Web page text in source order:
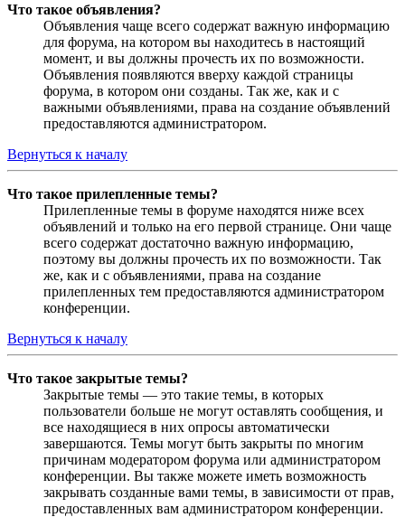
Что такое объявления?
Объявления чаще всего содержат важную информацию
для форума, на котором вы находитесь в настоящий
момент, и вы должны прочесть их по возможности.
Объявления появляются вверху каждой страницы
форума, в котором они созданы. Так же, как и с
важными объявлениями, права на создание объявлений
предоставляются администратором.
Вернуться к началу
Что такое прилепленные темы?
Прилепленные темы в форуме находятся ниже всех
объявлений и только на его первой странице. Они чаще
всего содержат достаточно важную информацию,
поэтому вы должны прочесть их по возможности. Так
же, как и с объявлениями, права на создание
прилепленных тем предоставляются администратором
конференции.
Вернуться к началу
Что такое закрытые темы?
Закрытые темы — это такие темы, в которых
пользователи больше не могут оставлять сообщения, и
все находящиеся в них опросы автоматически
завершаются. Темы могут быть закрыты по многим
причинам модератором форума или администратором
конференции. Вы также можете иметь возможность
закрывать созданные вами темы, в зависимости от прав,
предоставленных вам администратором конференции.